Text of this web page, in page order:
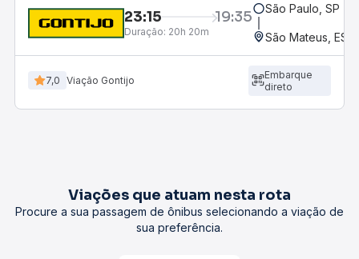
23:15 19:35
Duração: 20h 20m
São Paulo, SP -
São Mateus, ES -
7,0 Viação Gontijo
Embarque
direto
Viações que atuam nesta rota
Procure a sua passagem de ônibus selecionando a viação de
sua preferência.